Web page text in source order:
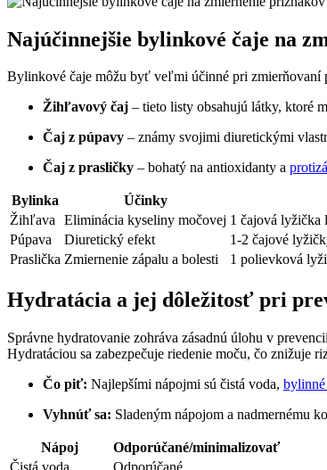
Najúčinnejšie bylinkové čaje na
Bylinkové čaje môžu byť veľmi účinné pri zmierňovaní
Žihľavový čaj – tieto listy obsahujú látky, ktoré
Čaj z púpavy – známy svojimi diuretickými
Čaj z prasličky – bohatý na antioxidanty a
Bylinka Účinky
Žihľava Eliminácia kyseliny močovej 1 čajová lyžička
Púpava
Diuretický efekt
1-2 čajové
Praslička Zmiernenie zápalu a bolesti 1 polievková
Hydratácia a jej dôležitosť pri
Správne hydratovanie zohráva zásadnú úlohu v
Hydratáciou sa zabezpečuje riedenie moču, čo znižuje
Čo piť: Najlepšími nápojmi sú čistá voda, bylinné
Vyhnúť sa: Sladeným nápojom a nadmernému
Nápoj
Odporúčané/minimalizovať